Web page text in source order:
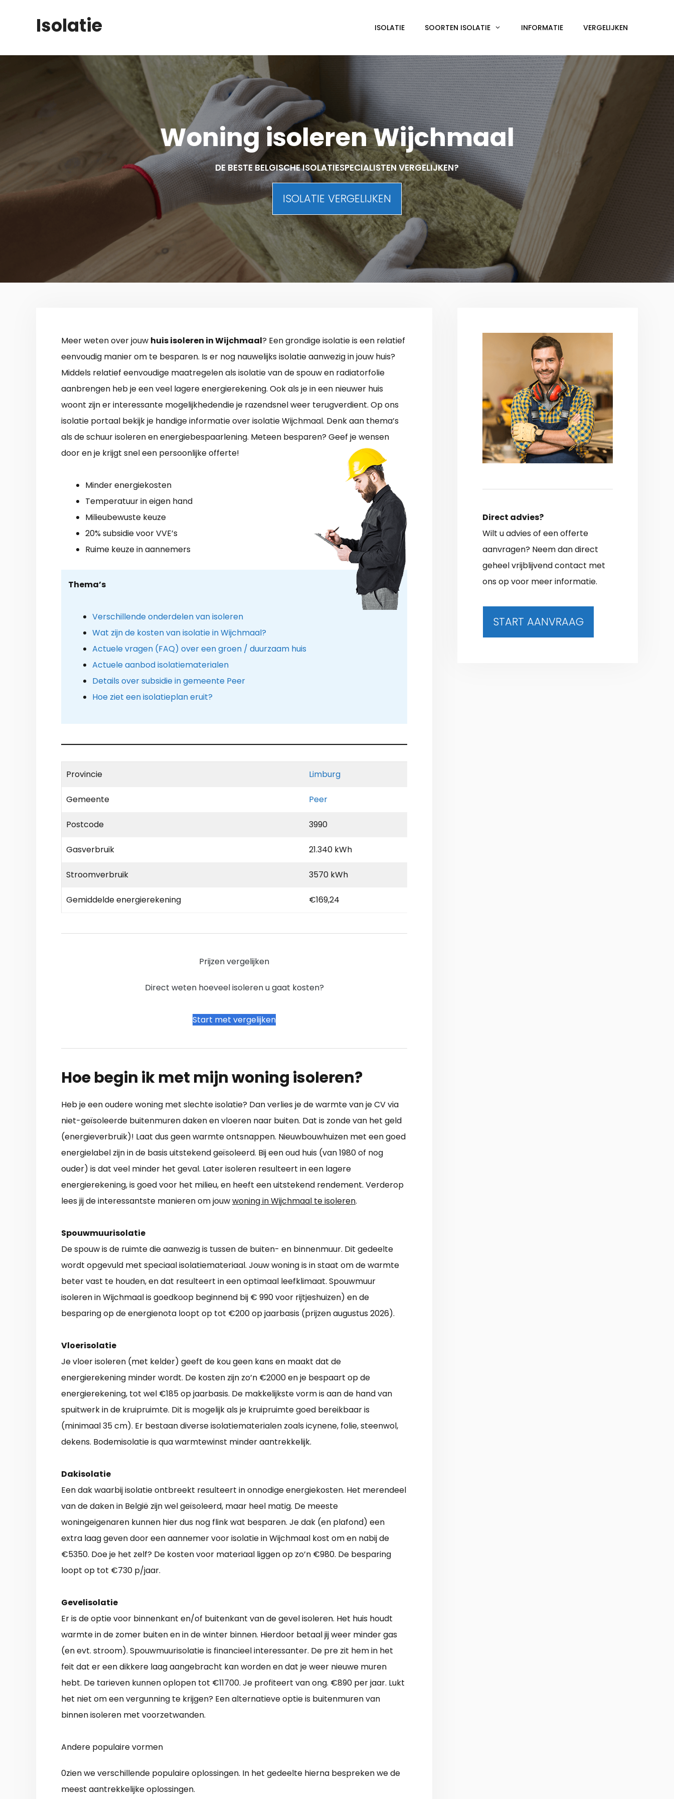
Isolatie ISOLATIE SOORTEN ISOLATIE INFORMATIE VERGELIJKEN
Woning isoleren Wijchmaal
DE BESTE BELGISCHE ISOLATIESPECIALISTEN VERGELIJKEN?
ISOLATIE VERGELIJKEN
Meer weten over jouw huis isoleren in Wijchmaal? Een grondige isolatie is een relatief
eenvoudig manier om te besparen. Is er nog nauwelijks isolatie aanwezig in jouw huis?
Middels relatief eenvoudige maatregelen als isolatie van de spouw en radiatorfolie
aanbrengen heb je een veel lagere energierekening. Ook als je in een nieuwer huis
woont zijn er interessante mogelijkhedendie je razendsnel weer terugverdient. Op ons
isolatie portaal bekijk je handige informatie over isolatie Wijchmaal. Denk aan thema’s
als de schuur isoleren en energiebespaarlening. Meteen besparen? Geef je wensen
door en je krijgt snel een persoonlijke offerte!
Minder energiekosten
Temperatuur in eigen hand
Milieubewuste keuze
20% subsidie voor VVE’s
Ruime keuze in aannemers
Thema’s
Verschillende onderdelen van isoleren
Wat zijn de kosten van isolatie in Wijchmaal?
Actuele vragen (FAQ) over een groen / duurzaam huis
Actuele aanbod isolatiematerialen
Details over subsidie in gemeente Peer
Hoe ziet een isolatieplan eruit?
Provincie Limburg
Gemeente Peer
Postcode 3990
Gasverbruik 21.340 kWh
Stroomverbruik 3570 kWh
Gemiddelde energierekening €169,24
Prijzen vergelijken
Direct weten hoeveel isoleren u gaat kosten?
Start met vergelijken
Hoe begin ik met mijn woning isoleren?
Heb je een oudere woning met slechte isolatie? Dan verlies je de warmte van je CV via
niet-geïsoleerde buitenmuren daken en vloeren naar buiten. Dat is zonde van het geld
(energieverbruik)! Laat dus geen warmte ontsnappen. Nieuwbouwhuizen met een goed
energielabel zijn in de basis uitstekend geïsoleerd. Bij een oud huis (van 1980 of nog
ouder) is dat veel minder het geval. Later isoleren resulteert in een lagere
energierekening, is goed voor het milieu, en heeft een uitstekend rendement. Verderop
lees jij de interessantste manieren om jouwwoning in Wijchmaal te isoleren.
Spouwmuurisolatie
De spouw is de ruimte die aanwezig is tussen de buiten- en binnenmuur. Dit gedeelte
wordt opgevuld met speciaal isolatiemateriaal. Jouw woning is in staat om de warmte
beter vast te houden, en dat resulteert in een optimaal leefklimaat. Spouwmuur
isoleren in Wijchmaal is goedkoop beginnend bij € 990 voor rijtjeshuizen) en de
besparing op de energienota loopt op tot €200 op jaarbasis (prijzen augustus 2026).
Vloerisolatie
Je vloer isoleren (met kelder) geeft de kou geen kans en maakt dat de
energierekening minder wordt. De kosten zijn zo’n €2000 en je bespaart op de
energierekening, tot wel €185 op jaarbasis. De makkelijkste vorm is aan de hand van
spuitwerk in de kruipruimte. Dit is mogelijk als je kruipruimte goed bereikbaar is
(minimaal 35 cm). Er bestaan diverse isolatiematerialen zoals icynene, folie, steenwol,
dekens. Bodemisolatie is qua warmtewinst minder aantrekkelijk.
Dakisolatie
Een dak waarbij isolatie ontbreekt resulteert in onnodige energiekosten. Het merendeel
van de daken in België zijn wel geïsoleerd, maar heel matig. De meeste
woningeigenaren kunnen hier dus nog flink wat besparen. Je dak (en plafond) een
extra laag geven door een aannemer voor isolatie in Wijchmaal kost om en nabij de
€5350. Doe je het zelf? De kosten voor materiaal liggen op zo’n €980. De besparing
loopt op tot €730 p/jaar.
Gevelisolatie
Er is de optie voor binnenkant en/of buitenkant van de gevel isoleren. Het huis houdt
warmte in de zomer buiten en in de winter binnen. Hierdoor betaal jij weer minder gas
(en evt. stroom). Spouwmuurisolatie is financieel interessanter. De pre zit hem in het
feit dat er een dikkere laag aangebracht kan worden en dat je weer nieuwe muren
hebt. De tarieven kunnen oplopen tot €11700. Je profiteert van ong. €890 per jaar. Lukt
het niet om een vergunning te krijgen? Een alternatieve optie is buitenmuren van
binnen isoleren met voorzetwanden.
Andere populaire vormen
0zien we verschillende populaire oplossingen. In het gedeelte hierna bespreken we de
meest aantrekkelijke oplossingen.
Direct advies?
Wilt u advies of een offerte
aanvragen? Neem dan direct
geheel vrijblijvend contact met
ons op voor meer informatie.
START AANVRAAG